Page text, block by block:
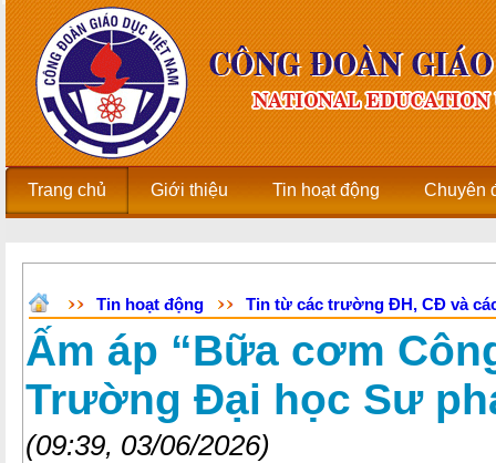
Trang chủ Giới thiệu Tin hoạt động Chuyên
Tin hoạt động Tin từ các trường ĐH, CĐ và
Ấm áp “Bữa cơm
Trường Đại học Sư
(09:39, 03/06/2026)